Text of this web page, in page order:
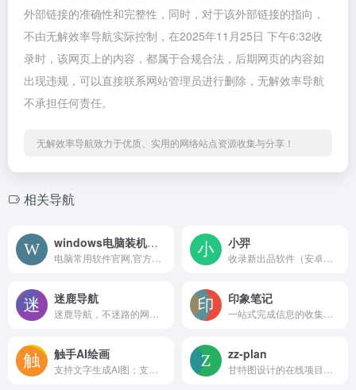
外部链接的准确性和完整性，同时，对于该外部链接的指向，
不由无解效率导航实际控制，在2025年11月25日 下午6:32收
录时，该网页上的内容，都属于合规合法，后期网页的内容如
出现违规，可以直接联系网站管理员进行删除，无解效率导航
不承担任何责任。
无解效率导航致力于优质、实用的网络站点资源收集与分享！
相关导航
windows电脑装机必备软件 小羿
迷鹿导航 印象笔记
触手AI绘画 zz-plan